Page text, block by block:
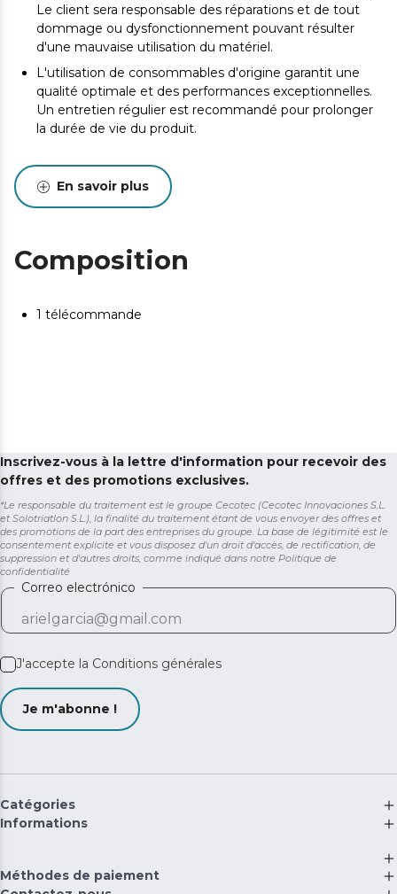
Le client sera responsable des réparations et de tout
dommage ou dysfonctionnement pouvant résulter
d'une mauvaise utilisation du matériel.
L'utilisation de consommables d'origine garantit une
qualité optimale et des performances exceptionnelles.
Un entretien régulier est recommandé pour prolonger
la durée de vie du produit.
En savoir plus
Composition
1 télécommande
Inscrivez-vous à la lettre d'information pour recevoir des
offres et des promotions exclusives.
*Le responsable du traitement est le groupe Cecotec (Cecotec Innovaciones S.L.
et Solotriatlon S.L.), la finalité du traitement étant de vous envoyer des offres et
des promotions de la part des entreprises du groupe. La base de légitimité est le
consentement explicite et vous disposez d'un droit d'accès, de rectification, de
suppression et d'autres droits, comme indiqué dans notre Politique de
confidentialité
Correo electrónico
J'accepte la Conditions générales
Je m'abonne !
Catégories
Informations
Méthodes de paiement